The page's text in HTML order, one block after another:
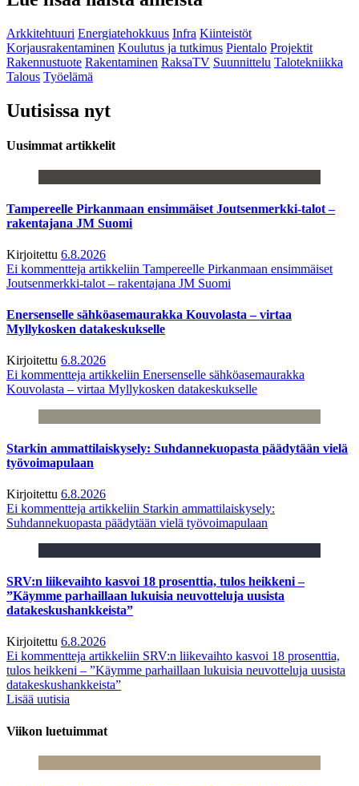
Arkkitehtuuri Energiatehokkuus Infra Kiinteistöt
Korjausrakentaminen Koulutus ja tutkimus Pientalo Projektit
Rakennustuote Rakentaminen RaksaTV Suunnittelu Talotekniikka
Talous Työelämä
Uutisissa nyt
Uusimmat artikkelit
Tampereelle Pirkanmaan ensimmäiset Joutsenmerkki-talot –
rakentajana JM Suomi
Kirjoitettu 6.8.2026
Ei kommentteja artikkeliin Tampereelle Pirkanmaan ensimmäiset
Joutsenmerkki-talot – rakentajana JM Suomi
Enersenselle sähköasemaurakka Kouvolasta – virtaa
Myllykosken datakeskukselle
Kirjoitettu 6.8.2026
Ei kommentteja artikkeliin Enersenselle sähköasemaurakka
Kouvolasta – virtaa Myllykosken datakeskukselle
Starkin ammattilaiskysely: Suhdannekuopasta päädytään vielä
työvoimapulaan
Kirjoitettu 6.8.2026
Ei kommentteja artikkeliin Starkin ammattilaiskysely:
Suhdannekuopasta päädytään vielä työvoimapulaan
SRV:n liikevaihto kasvoi 18 prosenttia, tulos heikkeni –
”Käymme parhaillaan lukuisia neuvotteluja uusista
datakeskushankkeista”
Kirjoitettu 6.8.2026
Ei kommentteja artikkeliin SRV:n liikevaihto kasvoi 18 prosenttia,
tulos heikkeni – ”Käymme parhaillaan lukuisia neuvotteluja uusista
datakeskushankkeista”
Lisää uutisia
Viikon luetuimmat